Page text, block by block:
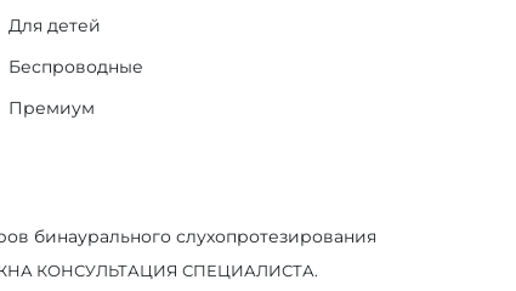
Для детей
Беспроводные
Премиум
бинаурального слухопротезирования
КОНСУЛЬТАЦИЯ СПЕЦИАЛИСТА.